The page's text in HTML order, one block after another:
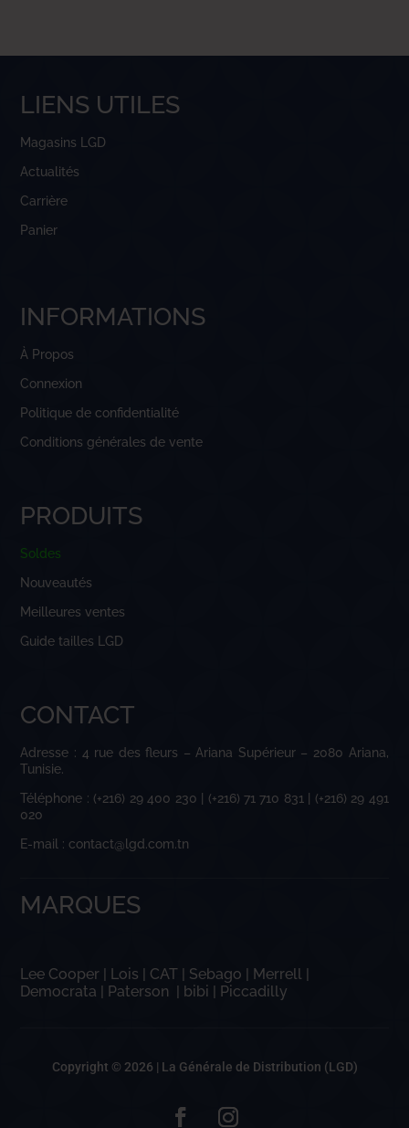
LIENS UTILES
Magasins LGD
Actualités
Carrière
Panier
INFORMATIONS
À Propos
Connexion
Politique de confidentialité
Conditions générales de vente
PRODUITS
Soldes
Nouveautés
Meilleures ventes
Guide tailles LGD
CONTACT
Adresse : 4 rue des fleurs – Ariana Supérieur – 2080 Ariana,
Tunisie.
Téléphone : (+216) 29 400 230 | (+216) 71 710 831 | (+216) 29 491
020
E-mail : contact@lgd.com.tn
MARQUES
Lee Cooper | Lois | CAT | Sebago | Merrell |
Democrata | Paterson | bibi | Piccadilly
Copyright © 2026 | La Générale de Distribution (LGD)